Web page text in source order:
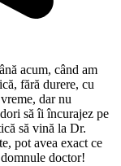
acum, când am
fără durere, cu
dar nu
să îi încurajez pe
să vină la Dr.
pot avea exact ce
doctor!